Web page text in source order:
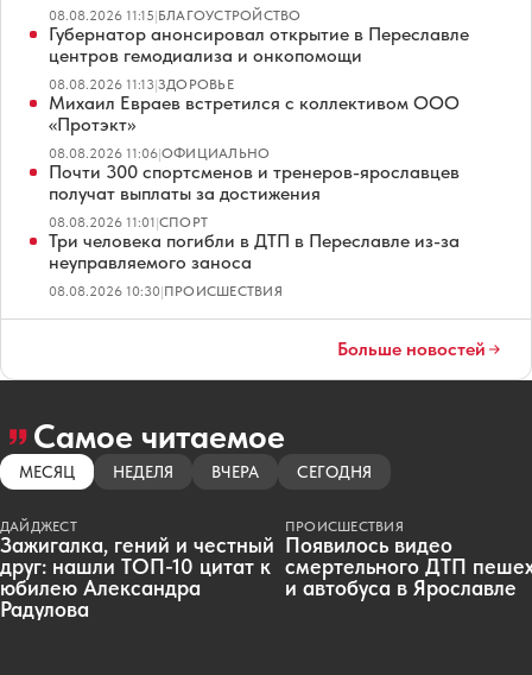
08.08.2026 11:15|БЛАГОУСТРОЙСТВО
Губернатор анонсировал открытие в Переславле
центров гемодиализа и онкопомощи
08.08.2026 11:13|ЗДОРОВЬЕ
Михаил Евраев встретился с коллективом ООО
«Протэкт»
08.08.2026 11:06|ОФИЦИАЛЬНО
Почти 300 спортсменов и тренеров-ярославцев
получат выплаты за достижения
08.08.2026 11:01|СПОРТ
Три человека погибли в ДТП в Переславле из-за
неуправляемого заноса
08.08.2026 10:30|ПРОИСШЕСТВИЯ
Больше новостей
Самое читаемое
МЕСЯЦ НЕДЕЛЯ ВЧЕРА СЕГОДНЯ
ДАЙДЖЕСТ
Зажигалка, гений и честный
друг: нашли ТОП-10 цитат к
юбилею Александра
Радулова
ПРОИСШЕСТВИЯ
Появилось видео
смертельного ДТП
и автобуса в Ярославле